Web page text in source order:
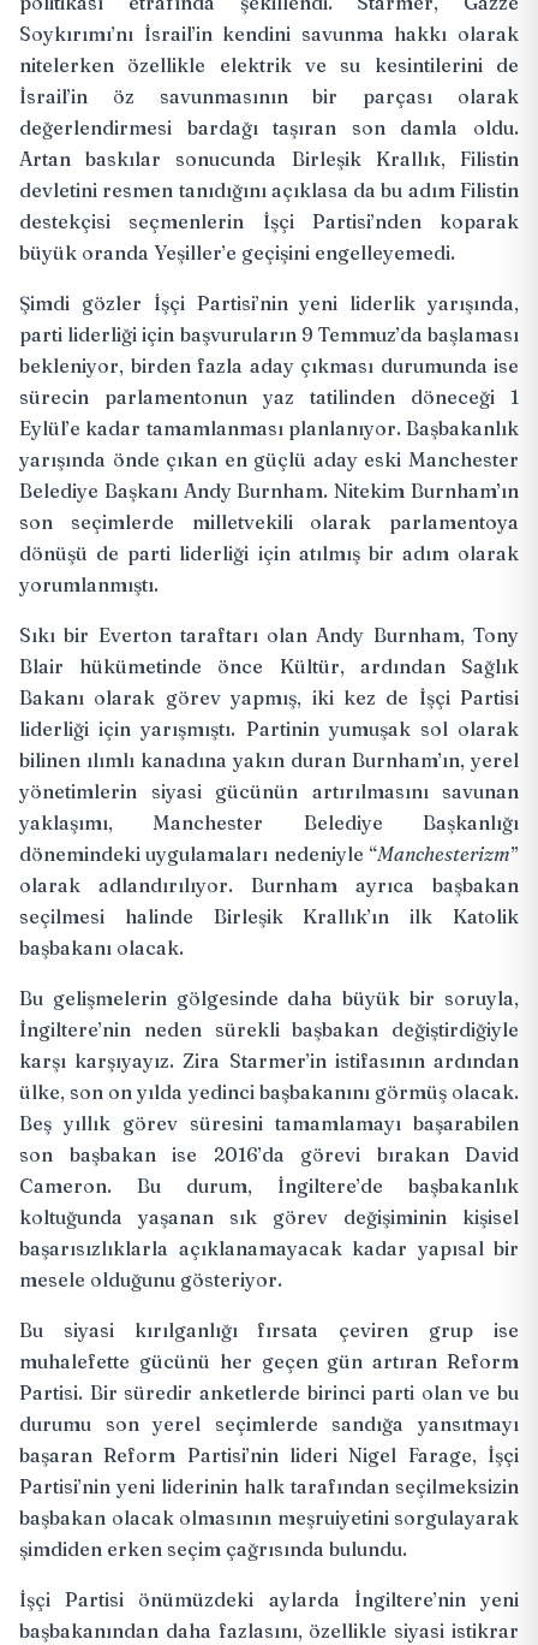
Soykırımı’nı İsrail’in kendini savunma hakkı olarak
nitelerken özellikle elektrik ve su kesintilerini de
İsrail’in öz savunmasının bir parçası olarak
değerlendirmesi bardağı taşıran son damla oldu.
Artan baskılar sonucunda Birleşik Krallık, Filistin
devletini resmen tanıdığınıaçıklasa da bu adım Filistin
destekçisi seçmenlerin İşçi Partisi’nden koparak
büyük oranda Yeşiller’e geçişini engelleyemedi.
Şimdi gözler İşçi Partisi’nin yeni liderlik yarışında,
parti liderliği için başvuruların 9 Temmuz’da başlaması
bekleniyor, birden fazla aday çıkması durumunda ise
sürecin parlamentonun yaz tatilinden döneceği 1
Eylül’e kadar tamamlanması planlanıyor. Başbakanlık
yarışında önde çıkan en güçlü aday eski Manchester
Belediye Başkanı Andy Burnham. Nitekim Burnham’ın
son seçimlerde milletvekili olarak parlamentoya
dönüşü de parti liderliği için atılmış bir adım olarak
yorumlanmıştı.
Sıkı bir Everton taraftarı olan Andy Burnham, Tony
Blair hükümetinde önce Kültür, ardından Sağlık
Bakanı olarak görev yapmış, iki kez de İşçi Partisi
liderliği için yarışmıştı. Partinin yumuşak sol olarak
bilinen ılımlı kanadına yakın duran Burnham’ın, yerel
yönetimlerin siyasi gücünün artırılmasını savunan
yaklaşımı, Manchester Belediye Başkanlığı
dönemindeki uygulamaları nedeniyle “Manchesterizm”
olarak adlandırılıyor. Burnham ayrıca başbakan
seçilmesi halinde Birleşik Krallık’ın ilk Katolik
başbakanı olacak.
Bu gelişmelerin gölgesinde daha büyük bir soruyla,
İngiltere’nin neden sürekli başbakan değiştirdiğiyle
karşı karşıyayız. Zira Starmer’in istifasının ardından
ülke, son on yılda yedinci başbakanını görmüş olacak.
Beş yıllık görev süresini tamamlamayı başarabilen
son başbakan ise 2016’da görevi bırakan David
Cameron. Bu durum, İngiltere’de başbakanlık
koltuğunda yaşanan sık görev değişiminin kişisel
başarısızlıklarla açıklanamayacak kadar yapısal bir
mesele olduğunu gösteriyor.
Bu siyasi kırılganlığı fırsata çeviren grup ise
muhalefette gücünü her geçen gün artıran Reform
Partisi. Bir süredir anketlerde birinci parti olan ve bu
durumu son yerel seçimlerde sandığa yansıtmayı
başaran Reform Partisi’nin lideri Nigel Farage, İşçi
Partisi’nin yeni liderinin halk tarafından seçilmeksizin
başbakan olacak olmasının meşruiyetini sorgulayarak
şimdiden erken seçim çağrısında bulundu.
İşçi Partisi önümüzdeki aylarda İngiltere’nin yeni
başbakanından daha fazlasını, özellikle siyasi istikrar